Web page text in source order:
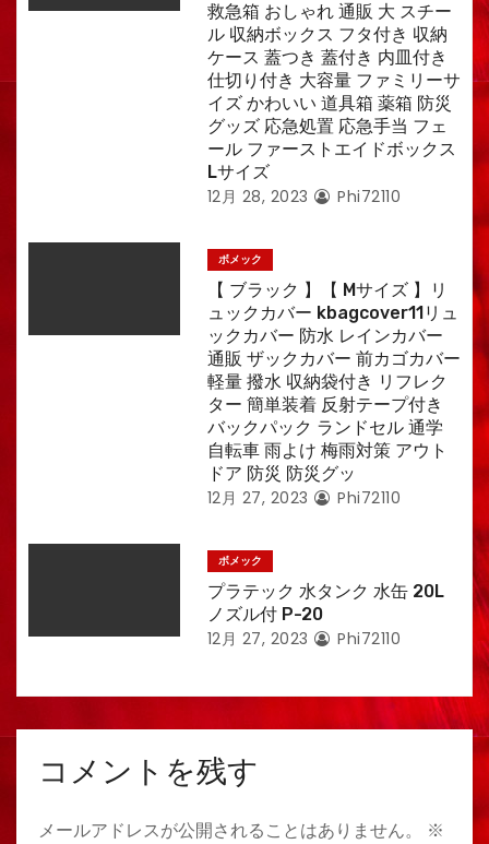
救急箱 おしゃれ 通販 大 スチー
ル 収納ボックス フタ付き 収納
ケース 蓋つき 蓋付き 内皿付き
仕切り付き 大容量 ファミリーサ
イズ かわいい 道具箱 薬箱 防災
グッズ 応急処置 応急手当 フェ
ール ファーストエイドボックス
Lサイズ
12月 28, 2023 Phi72110
ボメック
【 ブラック 】【 Mサイズ 】リ
ュックカバー kbagcover11リュ
ックカバー 防水 レインカバー
通販 ザックカバー 前カゴカバー
軽量 撥水 収納袋付き リフレク
ター 簡単装着 反射テープ付き
バックパック ランドセル 通学
自転車 雨よけ 梅雨対策 アウト
ドア 防災 防災グッ
12月 27, 2023 Phi72110
ボメック
プラテック 水タンク 水缶 20L
ノズル付 P-20
12月 27, 2023 Phi72110
コメントを残す
メールアドレスが公開されることはありません。
※